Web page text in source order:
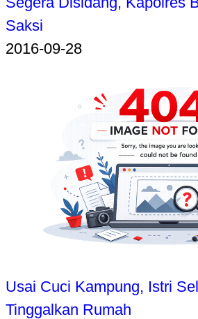
Saksi
2016-09-28
Usai Cuci Kampung, Istri
Tinggalkan Rumah